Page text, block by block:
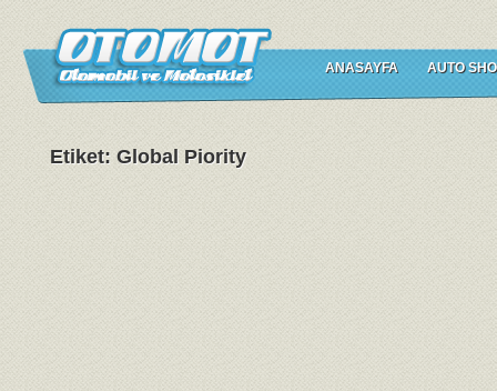
ANASAYFA AUTO
Etiket: Global Piority